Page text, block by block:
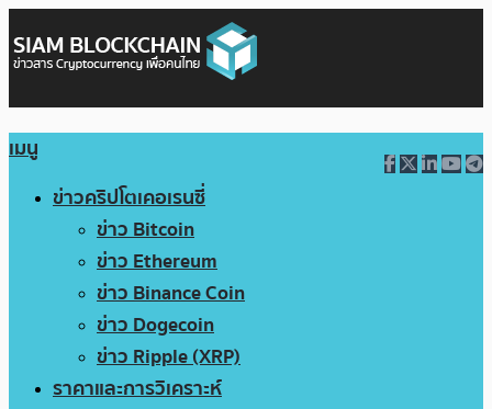
เมนู
ข่าวคริปโตเคอเรนซี่
ข่าว Bitcoin
ข่าว Ethereum
ข่าว Binance Coin
ข่าว Dogecoin
ข่าว Ripple (XRP)
ราคาและการวิเคราะห์